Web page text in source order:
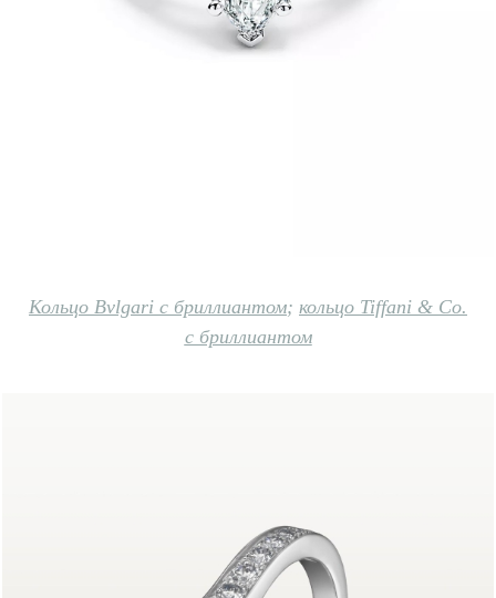
Кольцо Bvlgari с бриллиантом; кольцо Tiffani & Co.
с бриллиантом